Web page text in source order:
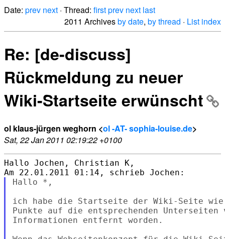
Date: prev next · Thread: firstprev next last
2011 Archivesby date, by thread · List index
Re: [de-discuss]
Rückmeldung zu neuer
Wiki-Startseite erwünscht
ol klaus-jürgen weghorn <ol -AT- sophia-louise.de>
Sat, 22 Jan 2011 02:19:22 +0100
Hallo Jochen, Christian K,
Hallo *,
ich habe die Startseite der Wiki-Seite
Punkte auf die entsprechenden
Informationen entfernt worden.